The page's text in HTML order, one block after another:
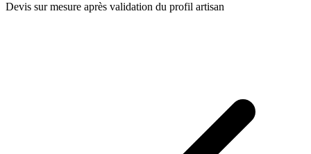
Devis sur mesure après validation du profil artisan